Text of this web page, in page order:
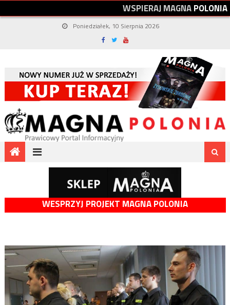
WSPIERAJMAGNAPOLONIA
Poniedziałek, 10 Sierpnia 2026
WESPRZYJ PROJEKT MAGNA POLONIA